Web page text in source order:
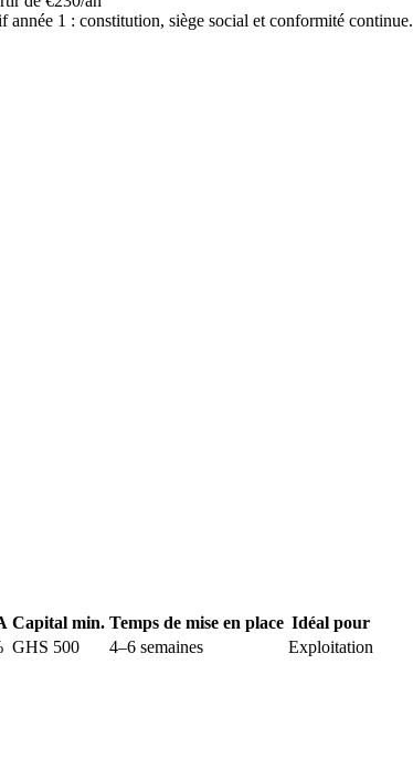
année 1 : constitution, siège social et conformité continue.
Capital min. Temps de mise en place Idéal pour
GHS 500 4–6 semaines Exploitation